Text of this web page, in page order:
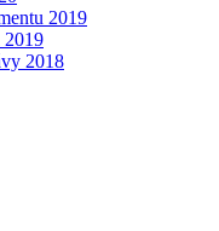
2019
2019
2018